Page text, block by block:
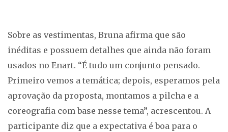
Sobre as vestimentas, Bruna afirma que são
inéditas e possuem detalhes que ainda não foram
usados no Enart. “É tudo um conjunto pensado.
Primeiro vemos a temática; depois, esperamos pela
aprovação da proposta, montamos a pilcha e a
coreografia com base nesse tema”, acrescentou. A
participante diz que a expectativa é boa para o